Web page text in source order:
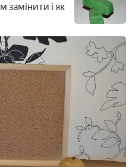
замінити і як